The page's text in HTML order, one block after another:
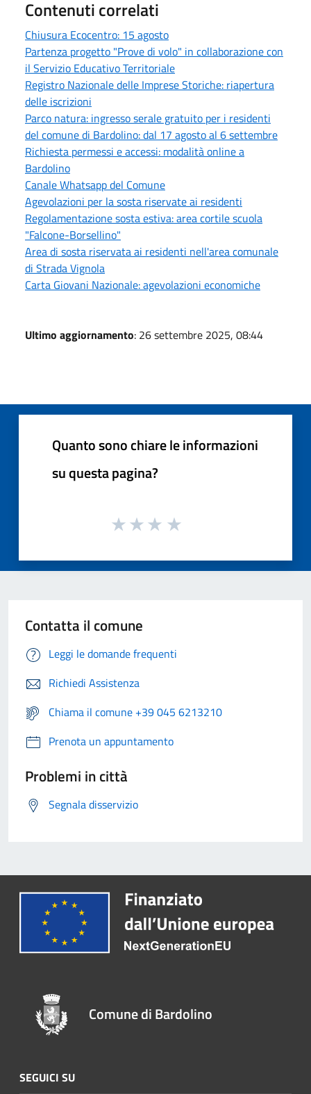
Contenuti correlati
Chiusura Ecocentro: 15 agosto
Partenza progetto "Prove di volo" in collaborazione con
il Servizio Educativo Territoriale
Registro Nazionale delle Imprese Storiche: riapertura
delle iscrizioni
Parco natura: ingresso serale gratuito per i residenti
del comune di Bardolino: dal 17 agosto al 6 settembre
Richiesta permessi e accessi: modalità online a
Bardolino
Canale Whatsapp del Comune
Agevolazioni per la sosta riservate ai residenti
Regolamentazione sosta estiva: area cortile scuola
"Falcone-Borsellino"
Area di sosta riservata ai residenti nell'area comunale
di Strada Vignola
Carta Giovani Nazionale: agevolazioni economiche
Ultimo aggiornamento: 26 settembre 2025, 08:44
Quanto sono chiare le informazioni
su questa pagina?
Contatta il comune
Leggi le domande frequenti
Richiedi Assistenza
Chiama il comune +39 045 6213210
Prenota un appuntamento
Problemi in città
Segnala disservizio
Comune di Bardolino
SEGUICI SU